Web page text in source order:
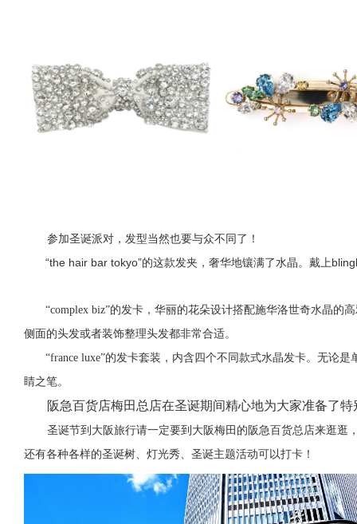
参加圣诞派对，发型当然也要与众不同了！
“the hair bar tokyo”的这款发夹，奢华地镶满了水晶。戴上
“complex biz”的发卡，华丽的花朵设计搭配施华洛世奇水晶的
侧面的头发或者装饰整理头发都非常合适。
“france luxe”的发卡套装，内含四个不同款式水晶发卡。无论
睛之笔。
阪急百货店梅田总店在圣诞期间精心地为大家准备了
圣诞节到大阪旅行请一定要到大阪梅田的阪急百货总店来逛逛
还有各种各样的圣诞树、灯光秀、圣诞主题活动可以打卡！